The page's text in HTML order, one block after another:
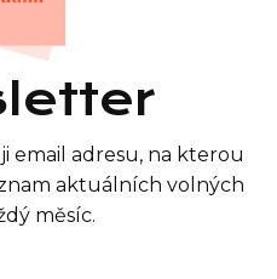
email adresu, na kterou
aktuálních volných
měsíc.